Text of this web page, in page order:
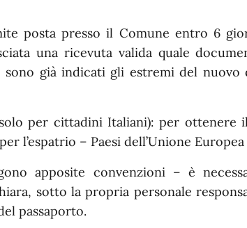
posta presso il Comune entro 6
una ricevuta valida quale
sono già indicati gli estremi del
(solo per cittadini Italiani): per
l’espatrio – Paesi dell’Unione
apposite convenzioni – è
sotto la propria personale
passaporto.